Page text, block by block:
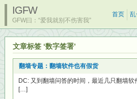
IGFW
GFW曰：“爱我就别不伤害我”
首页
文章标签 ‘数字签署’
翻墙专题：翻墙软件也有假货
DC: 又到翻墙问答的时间，最近几只翻墙
[…]